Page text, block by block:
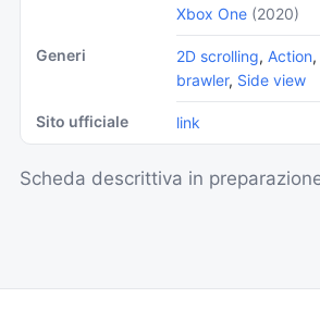
Xbox One (2020)
Generi 2D scrolling, Action,
brawler, Side view
Sito ufficiale link
Scheda descrittiva in